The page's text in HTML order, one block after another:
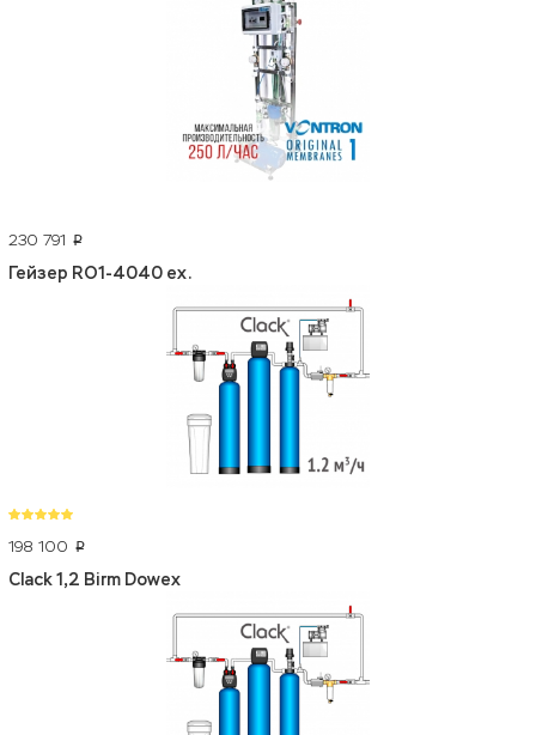
230 791 p
Гейзер RO1-4040 ex.
198 100 p
Clack 1,2 Birm Dowex